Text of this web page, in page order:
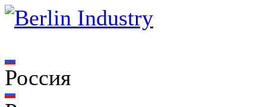
Россия